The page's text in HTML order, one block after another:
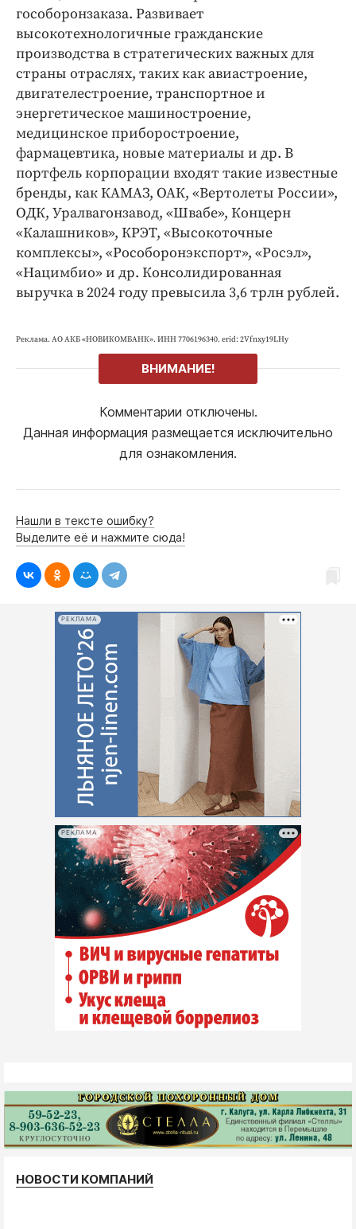
гособоронзаказа. Развивает
высокотехнологичные гражданские
производства в стратегических важных для
страны отраслях, таких как авиастроение,
двигателестроение, транспортное и
энергетическое машиностроение,
медицинское приборостроение,
фармацевтика, новые материалы и др. В
портфель корпорации входят такие известные
бренды, как КАМАЗ, ОАК, «Вертолеты России»,
ОДК, Уралвагонзавод, «Швабе», Концерн
«Калашников», КРЭТ, «Высокоточные
комплексы», «Рособоронэкспорт», «Росэл»,
«Нацимбио» и др. Консолидированная
выручка в 2024 году превысила 3,6 трлн рублей.
Реклама. АО АКБ «НОВИКОМБАНК». ИНН 7706196340. erid: 2Vfnxy19LHy
ВНИМАНИЕ!
Комментарии отключены.
Данная информация размещается исключительно
для ознакомления.
Нашли в тексте ошибку?
Выделите её и нажмите сюда!
РЕКЛАМА
РЕКЛАМА
НОВОСТИ КОМПАНИЙ